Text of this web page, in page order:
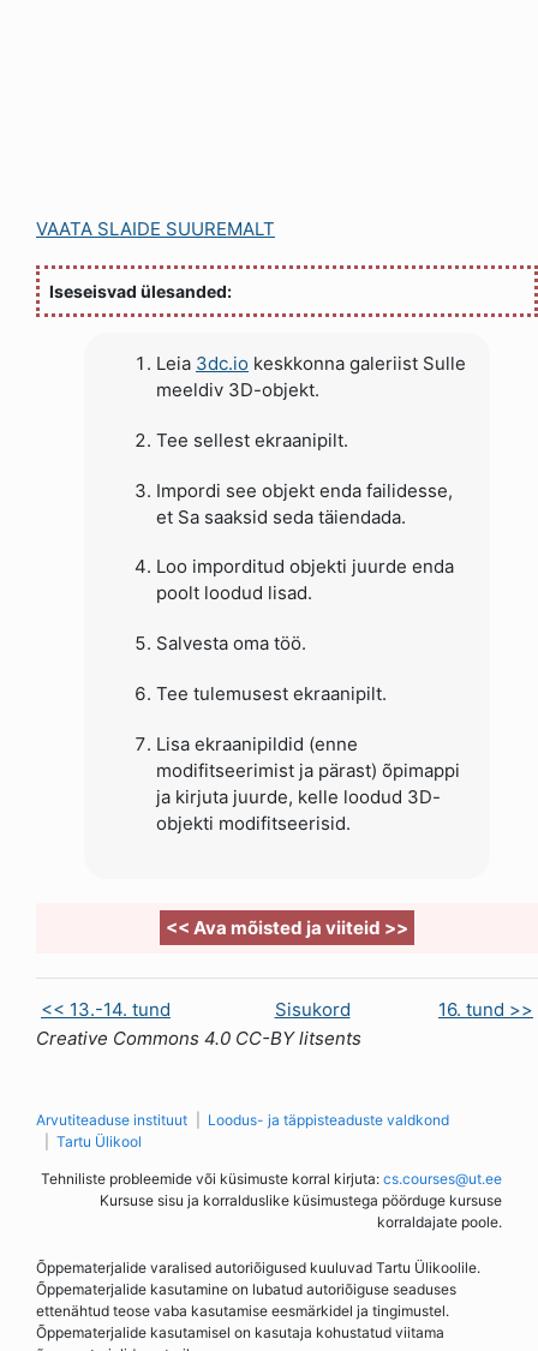
VAATA SLAIDE SUUREMALT
Iseseisvad ülesanded:
Leia 3dc.io keskkonna galeriist Sulle
meeldiv 3D-objekt.
Tee sellest ekraanipilt.
Impordi see objekt enda failidesse,
et Sa saaksid seda täiendada.
Loo imporditud objekti juurde enda
poolt loodud lisad.
Salvesta oma töö.
Tee tulemusest ekraanipilt.
Lisa ekraanipildid (enne
modifitseerimist ja pärast) õpimappi
ja kirjuta juurde, kelle loodud 3D-
objekti modifitseerisid.
<< Ava mõisted ja viiteid >>
<< 13.-14. tund Sisukord
16. tund >>
Creative Commons 4.0 CC-BY litsents
Arvutiteaduse instituut
Loodus- ja täppisteaduste valdkond
Tartu Ülikool
Tehniliste probleemide või küsimuste korral kirjuta: cs.courses@ut.ee
Kursuse sisu ja korralduslike küsimustega pöörduge kursuse
korraldajate poole.
Õppematerjalide varalised autoriõigused kuuluvad Tartu Ülikoolile.
Õppematerjalide kasutamine on lubatud autoriõiguse seaduses
ettenähtud teose vaba kasutamise eesmärkidel ja tingimustel.
Õppematerjalide kasutamisel on kasutaja kohustatud viitama